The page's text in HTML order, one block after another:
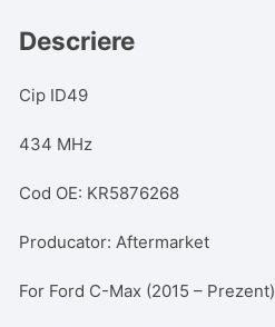
49,
Pro,
Descriere
Cip ID49
434 MHz
Cod OE: KR5876268
Producator: Aftermarket
For Ford C-Max (2015 – Prezent)